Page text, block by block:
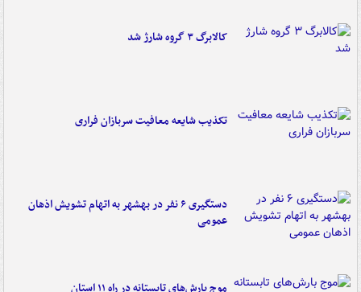
کالابرگ ۳ گروه شارژ شد
تکذیب شایعه معافیت سربازان فراری
دستگیری ۶ نفر در بهشهر به اتهام تشویش اذهان
عمومی